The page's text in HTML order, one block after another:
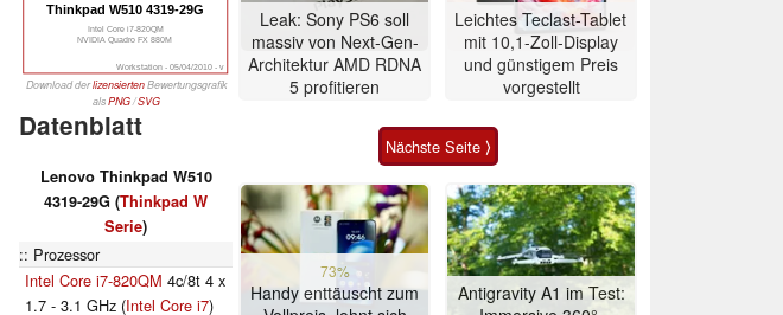
Thinkpad W510 4319-29G
Intel Core i7-820QM
NVIDIA Quadro FX 880M
Workstation - 05/04/2010 - v
Download derlizensiertenBewertungsgrafik
alsPNG/SVG
Datenblatt
Lenovo Thinkpad W510
4319-29G (Thinkpad W
Serie)
Prozessor
Intel Core i7-820QM 4c/8t 4 x
1.7 - 3.1 GHz (Intel Core i7)
Leak: Sony PS6 soll
massiv von Next-Gen-
Architektur AMD RDNA
5 profitieren
Leichtes Teclast-Tablet
mit 10,1-Zoll-Display
und günstigem Preis
vorgestellt
Nächste Seite ⟩
73%
Handy enttäuscht zum
Antigravity A1 im Test: